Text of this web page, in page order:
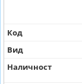
Код
Вид
Наличност